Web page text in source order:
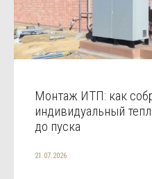
Монтаж ИТП: как
индивидуальный
до пуска
21.07.2026